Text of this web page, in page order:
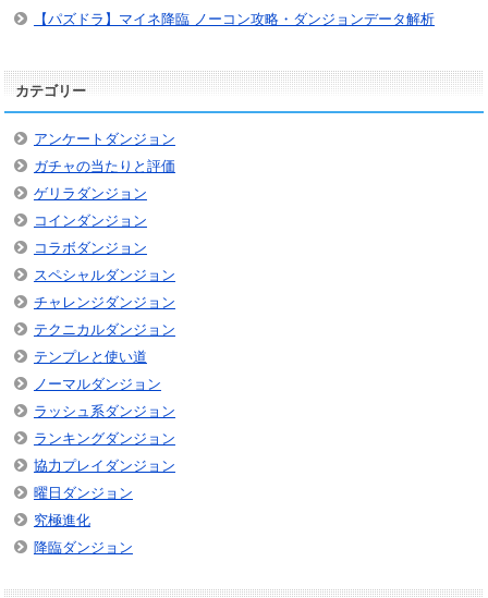
【パズドラ】マイネ降臨 ノーコン攻略・ダンジョンデータ解析
カテゴリー
アンケートダンジョン
ガチャの当たりと評価
ゲリラダンジョン
コインダンジョン
コラボダンジョン
スペシャルダンジョン
チャレンジダンジョン
テクニカルダンジョン
テンプレと使い道
ノーマルダンジョン
ラッシュ系ダンジョン
ランキングダンジョン
協力プレイダンジョン
曜日ダンジョン
究極進化
降臨ダンジョン